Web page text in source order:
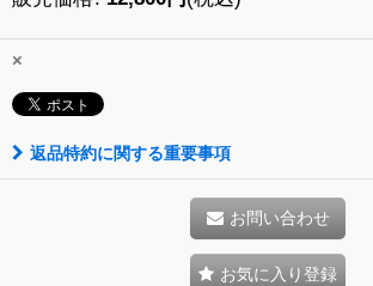
×
返品特約に関する重要事項
お問い合わせ
お気に入り登録